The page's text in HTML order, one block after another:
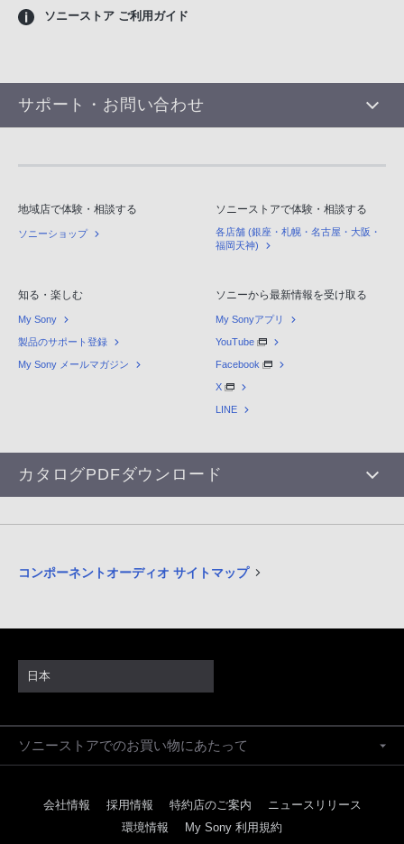
ソニーストア ご利用ガイド
サポート・お問い合わせ
地域店で体験・相談する
ソニーショップ
ソニーストアで体験・相談する
各店舗 (銀座・札幌・名古屋・大阪・
福岡天神)
知る・楽しむ
My Sony
製品のサポート登録
My Sony メールマガジン
ソニーから最新情報を受け取る
My Sonyアプリ
YouTube
Facebook
X
LINE
カタログPDFダウンロード
コンポーネントオーディオ サイトマップ
日本
ソニーストアでのお買い物にあたって
会社情報 採用情報 特約店のご案内
ニュースリリース
環境情報
My Sony 利用規約